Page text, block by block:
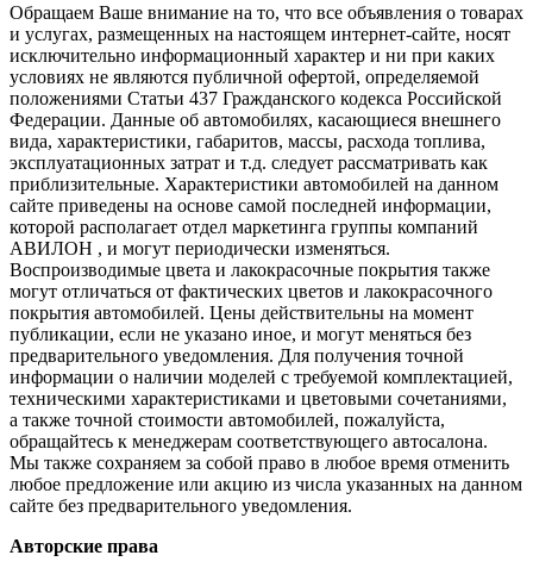
Обращаем Ваше внимание на то, что все объявления о товарах
и услугах, размещенных на настоящем интернет-сайте, носят
исключительно информационный характер и ни при каких
условиях не являются публичной офертой, определяемой
положениями Статьи 437 Гражданского кодекса Российской
Федерации. Данные об автомобилях, касающиеся внешнего
вида, характеристики, габаритов, массы, расхода топлива,
эксплуатационных затрат и т.д. следует рассматривать как
приблизительные. Характеристики автомобилей на данном
сайте приведены на основе самой последней информации,
которой располагает отдел маркетинга группы компаний
АВИЛОН , и могут периодически изменяться.
Воспроизводимые цвета и лакокрасочные покрытия также
могут отличаться от фактических цветов и лакокрасочного
покрытия автомобилей. Цены действительны на момент
публикации, если не указано иное, и могут меняться без
предварительного уведомления. Для получения точной
информации о наличии моделей с требуемой комплектацией,
техническими характеристиками и цветовыми сочетаниями,
а также точной стоимости автомобилей, пожалуйста,
обращайтесь к менеджерам соответствующего автосалона.
Мы также сохраняем за собой право в любое время отменить
любое предложение или акцию из числа указанных на данном
сайте без предварительного уведомления.
Авторские права